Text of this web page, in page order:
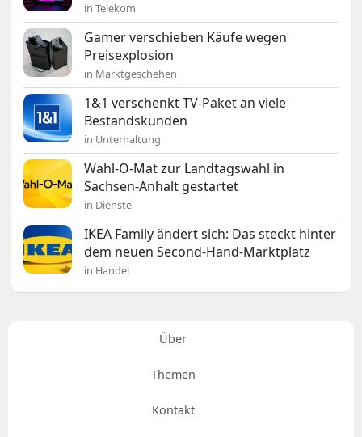
in Telekom
Gamer verschieben Käufe wegen
Preisexplosion
in Marktgeschehen
1&1 verschenkt TV-Paket an viele
Bestandskunden
in Unterhaltung
Wahl-O-Mat zur Landtagswahl in
Sachsen-Anhalt gestartet
in Dienste
IKEA Family ändert sich: Das steckt hinter
dem neuen Second-Hand-Marktplatz
in Handel
Über
Themen
Kontakt